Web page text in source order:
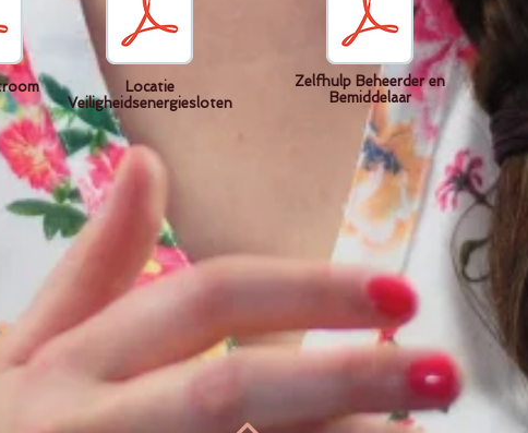
Locatie
Veiligheidsenergiesloten
Zelfhulp Beheerder en
Bemiddelaar